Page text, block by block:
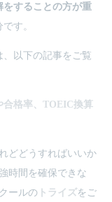
をすることの方が重
す。
以下の記事をご覧
合格率、TOEIC換算
どどうすればいいか
時間を確保できな
ールの トライズをご